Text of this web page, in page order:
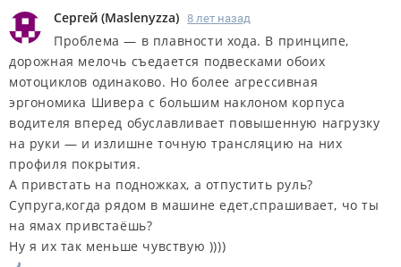
Сергей (Maslenyzza) 8 лет назад
Проблема — в плавности хода. В принципе,
дорожная мелочь съедается подвесками обоих
мотоциклов одинаково. Но более агрессивная
эргономика Шивера с большим наклоном корпуса
водителя вперед ­обуславливает повышенную нагрузку
на руки — и излишне точную трансляцию на них
профиля покрытия.
А привстать на подножках, а отпустить руль?
Супруга,когда рядом в машине едет,спрашивает, чо ты
на ямах привстаёшь?
Ну я их так меньше чувствую ))))